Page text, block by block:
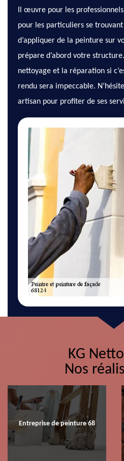
Il œuvre pour les
pour les particuliers se
d’appliquer de la peinture sur
prépare d’abord votre
nettoyage et la réparation si
rendu sera impeccable.
artisan pour profiter de ses
KG
Nos
Entreprise de peinture 68